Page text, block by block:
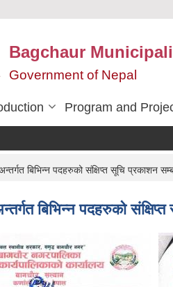
Bagchaur
Government of Nepal
Program and
बिभिन्न पदहरुको संक्षिप्त सूचि प्रकाशन
बिभिन्न पदहरुको